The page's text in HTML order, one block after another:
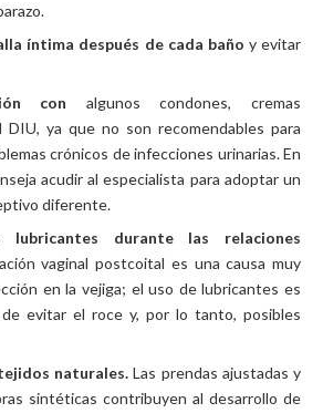
íntima después de cada baño y evitar
con algunos condones, cremas
DIU, ya que no son recomendables para
crónicos de infecciones urinarias. En
acudir al especialista para adoptar un
diferente.
lubricantes durante las relaciones
vaginal postcoital es una causa muy
en la vejiga; el uso de lubricantes es
evitar el roce y, por lo tanto, posibles
naturales. Las prendas ajustadas y
sintéticas contribuyen al desarrollo de